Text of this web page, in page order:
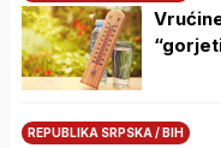
REPUBLIKA SRPSKA / BIH